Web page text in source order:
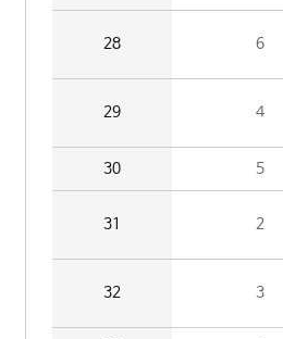
28 6
29 4
30 5
31 2
32 3